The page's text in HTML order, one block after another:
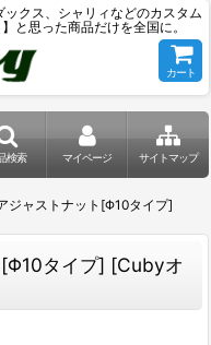
クス、シャリィなどのカスタム
と思った商品だけを全国に。
カート
検索 マイページ サイトマップ
ジャストナット[Φ10タイプ]
タイプ] [Cubyオ